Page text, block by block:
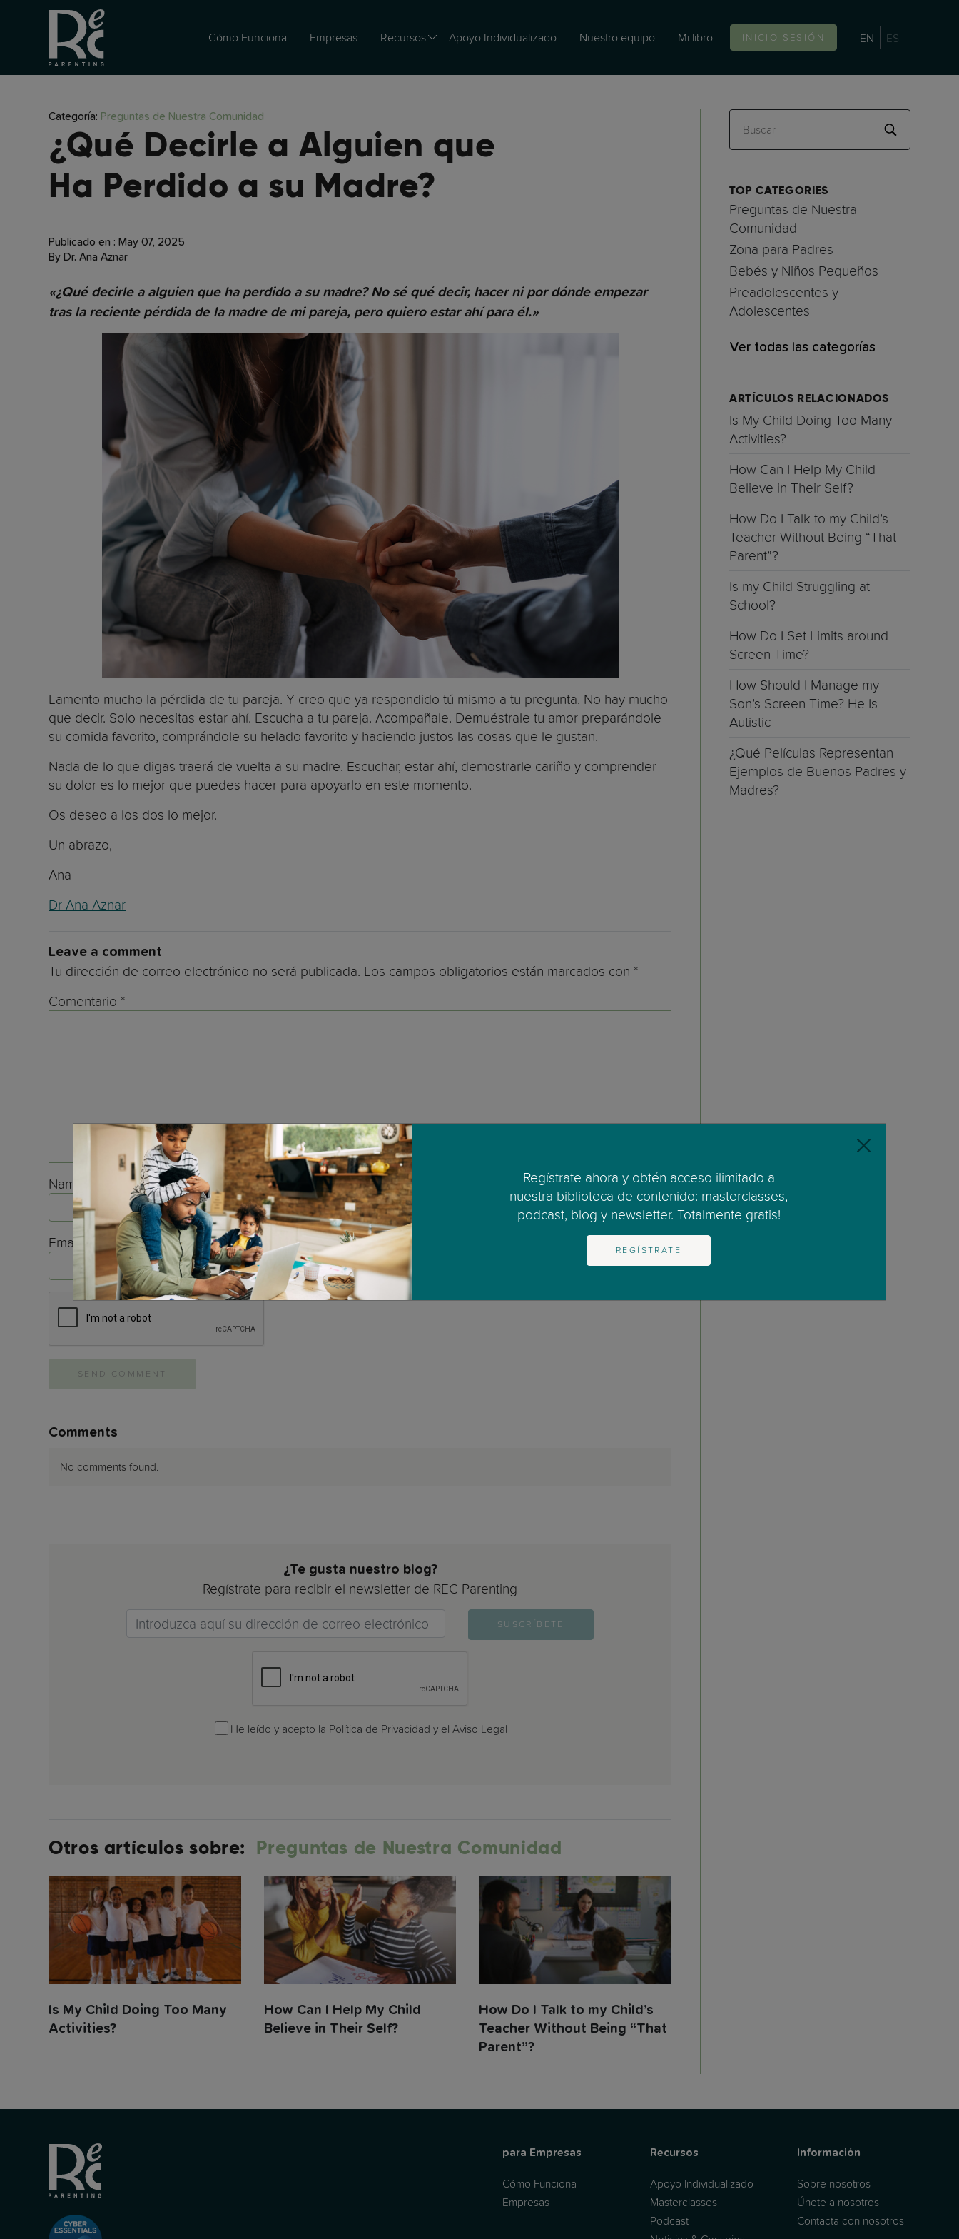
Cómo Funciona Empresas Recursos Apoyo Individualizado Nuestro equipo Mi libro INICIO SESIÓN EN ES
Categoría: Preguntas de Nuestra Comunidad
¿Qué Decirle a Alguien que
Ha Perdido a su Madre?
Publicado en : May 07, 2025
By Dr. Ana Aznar
«¿Qué decirle a alguien que ha perdido a su madre? No sé qué decir, hacer ni por dónde empezar
tras la reciente pérdida de la madre de mi pareja, pero quiero estar ahí para él.»
Lamento mucho la pérdida de tu pareja. Y creo que ya respondido tú mismo a tu pregunta. No hay mucho
que decir. Solo necesitas estar ahí. Escucha a tu pareja. Acompañale. Demuéstrale tu amor preparándole
su comida favorito, comprándole su helado favorito y haciendo justos las cosas que le gustan.
Nada de lo que digas traerá de vuelta a su madre. Escuchar, estar ahí, demostrarle cariño y comprender
su dolor es lo mejor que puedes hacer para apoyarlo en este momento.
Os deseo a los dos lo mejor.
Un abrazo,
Ana
Dr Ana Aznar
Leave a comment
Tu dirección de correo electrónico no será publicada. Los campos obligatorios están marcados con *
Comentario *
Name
Email
Comments
No comments found.
¿Te gusta nuestro blog?
Regístrate para recibir el newsletter de REC Parenting
Email>
SUSCRÍBETE
He leído y acepto la Política de Privacidad y el Aviso Legal
Otros artículos sobre: Preguntas de Nuestra Comunidad
Is My Child Doing Too Many
Activities?
How Can I Help My Child
Believe in Their Self?
How Do I Talk to my Child’s
Teacher Without Being “That
Parent”?
Buscar
TOP CATEGORIES
Preguntas de Nuestra
Comunidad
Zona para Padres
Bebés y Niños Pequeños
Preadolescentes y
Adolescentes
Ver todas las categorías
ARTÍCULOS RELACIONADOS
Is My Child Doing Too Many
Activities?
How Can I Help My Child
Believe in Their Self?
How Do I Talk to my Child’s
Teacher Without Being “That
Parent”?
Is my Child Struggling at
School?
How Do I Set Limits around
Screen Time?
How Should I Manage my
Son’s Screen Time? He Is
Autistic
¿Qué Películas Representan
Ejemplos de Buenos Padres y
Madres?
para Empresas
Cómo Funciona
Empresas
Recursos
Apoyo Individualizado
Masterclasses
Podcast
Información
Sobre nosotros
Únete a nosotros
Contacta con nosotros
Regístrate ahora y obtén acceso ilimitado a
nuestra biblioteca de contenido: masterclasses,
podcast, blog y newsletter. Totalmente gratis!
REGÍSTRATE